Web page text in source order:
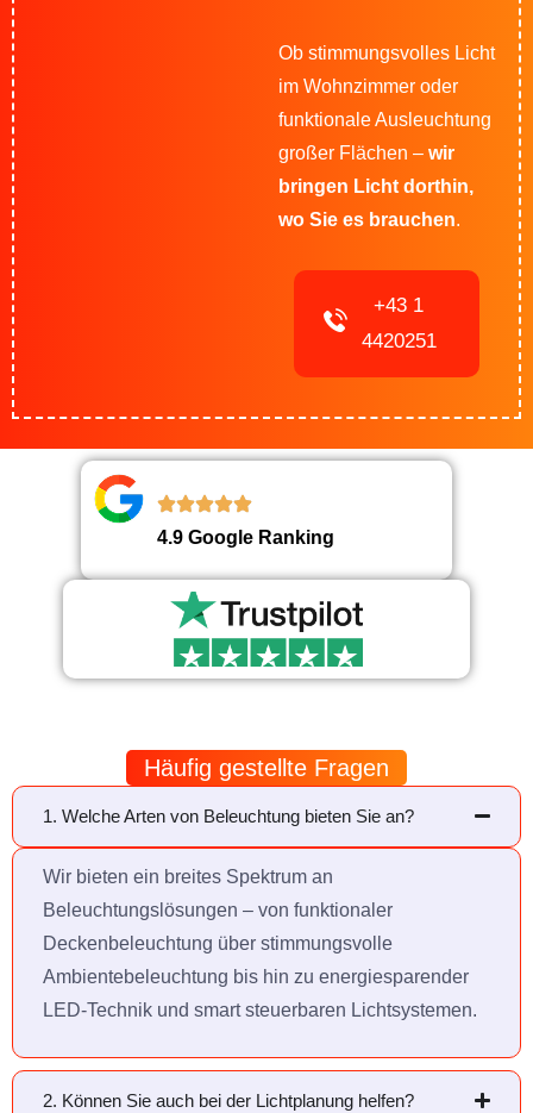
Ob stimmungsvolles Licht
im Wohnzimmer oder
funktionale Ausleuchtung
großer Flächen – wir
bringen Licht dorthin,
wo Sie es brauchen.
+43 1
4420251
4.9 Google Ranking
Häufig gestellte Fragen
1. Welche Arten von Beleuchtung bieten Sie an?
Wir bieten ein breites Spektrum an
Beleuchtungslösungen – von funktionaler
Deckenbeleuchtung über stimmungsvolle
Ambientebeleuchtung bis hin zu energiesparender
LED-Technik und smart steuerbaren Lichtsystemen.
2. Können Sie auch bei der Lichtplanung helfen?